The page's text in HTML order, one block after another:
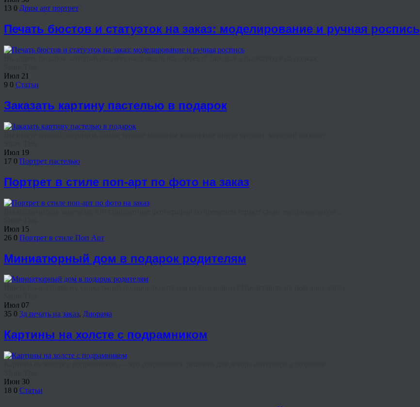
13 0 Дрим арт портрет
Печать бюстов и статуэток на заказ: моделирование и ручная роспись
Июл 21
9 0 Статьи
Заказать картину пастелью в подарок
Июл 19
17 0 Портрет пастелью
Портрет в стиле поп-арт по фото на заказ
Июл 15
26 0 Портрет в стиле Поп Арт
Миниатюрный дом в подарок родителям
Июл 07
35 0 3д печать на заказ, Диорама
Картины на холсте с подрамником
Июн 30
18 0 Статьи